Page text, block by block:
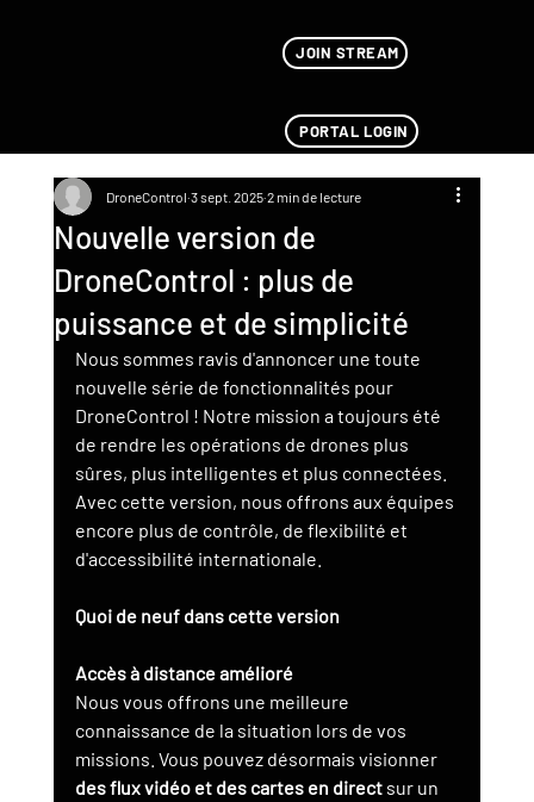
JOIN STREAM
PORTAL LOGIN
Nouvelle version de
DroneControl : plus de
puissance et de simplicité
DroneControl 3 sept. 2025 2 min de lecture
Nous sommes ravis d'annoncer une toute
nouvelle série de fonctionnalités pour
DroneControl ! Notre mission a toujours été
de rendre les opérations de drones plus
sûres, plus intelligentes et plus connectées.
Avec cette version, nous offrons aux équipes
encore plus de contrôle, de flexibilité et
d'accessibilité internationale.
Quoi de neuf dans cette version
Accès à distance amélioré
Nous vous offrons une meilleure
connaissance de la situation lors de vos
missions. Vous pouvez désormais visionner
des flux vidéo et des cartes en direct sur un